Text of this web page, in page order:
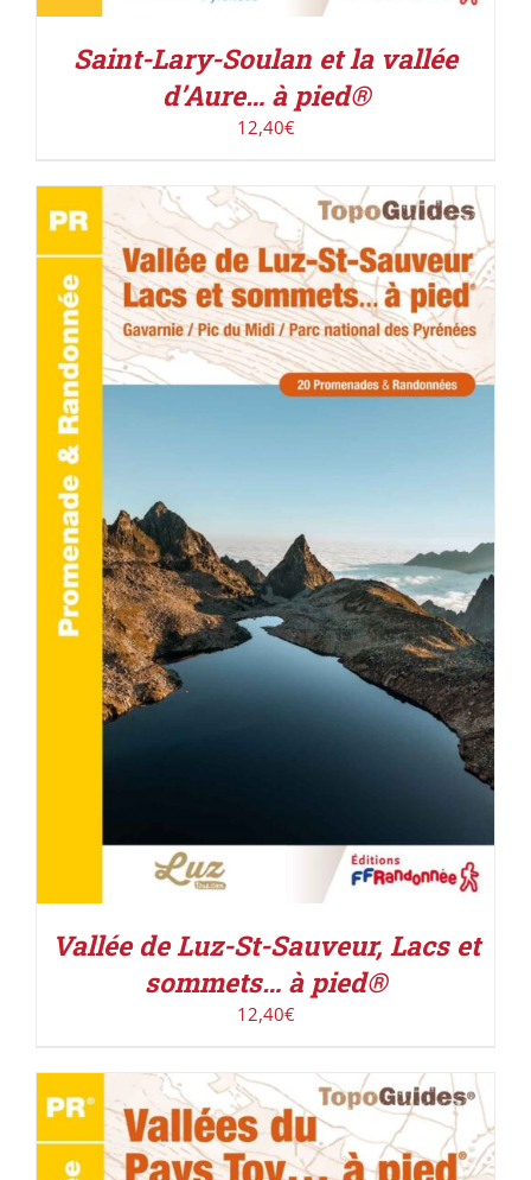
Saint-Lary-Soulan et la vallée
d’Aure… à pied®
12,40€
ACHETER LE PRODUIT /
Vallée de Luz-St-Sauveur, Lacs et
sommets… à pied®
12,40€